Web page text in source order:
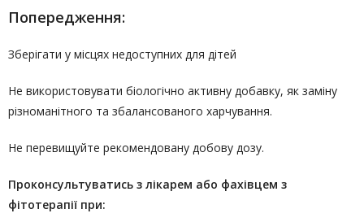
Попередження:
Зберігати у місцях недоступних для дітей
Не використовувати біологічно активну добавку, як заміну
різноманітного та збалансованого харчування.
Не перевищуйте рекомендовану добову дозу.
Проконсультуватись з лікарем або фахівцем з
фітотерапії при: